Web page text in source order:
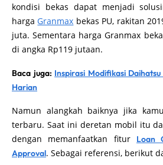
kondisi bekas dapat menjadi
hargaGranmax bekas PU, rakitan
juta. Sementara harga Granmax
di angka Rp119 jutaan.
Baca juga: Inspirasi Modifikasi
Harian
Namun alangkah baiknya jika
terbaru. Saat ini deretan mobil itu
dengan memanfaatkan fitur Loan
Approval. Sebagai referensi, berikut